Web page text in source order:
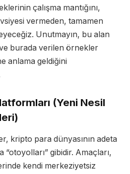
çalışma mantığını,
vermeden, tamamen
Unutmayın, bu alan
burada verilen örnekler
anlama geldiğini
(Yeni Nesil
kripto para dünyasının adeta
“otoyolları” gibidir. Amaçları,
kendi merkeziyetsiz